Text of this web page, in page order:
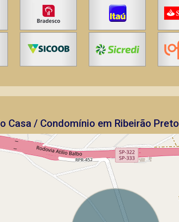
Casa / Condomínio em Ribeirão Preto